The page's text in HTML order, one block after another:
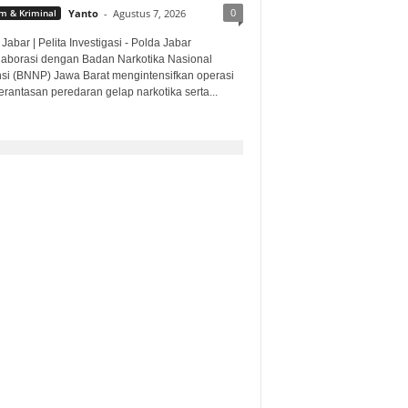
& Kriminal Yanto - Agustus 7, 2026 0
| Pelita Investigasi - Polda Jabar
dengan Badan Narkotika Nasional
(BNNP) Jawa Barat mengintensifkan operasi
peredaran gelap narkotika serta...